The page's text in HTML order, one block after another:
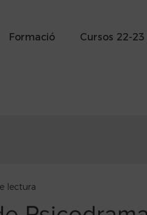
Formació Cursos 22-23
lectura